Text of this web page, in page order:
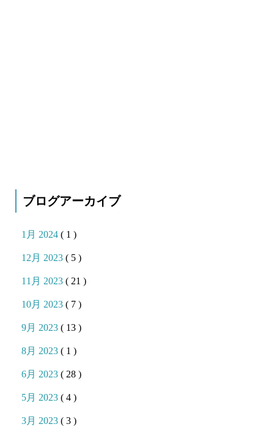
ブログアーカイブ
1月 2024( 1 )
12月 2023( 5 )
11月 2023( 21 )
10月 2023( 7 )
9月 2023( 13 )
8月 2023( 1 )
6月 2023( 28 )
5月 2023( 4 )
3月 2023( 3 )